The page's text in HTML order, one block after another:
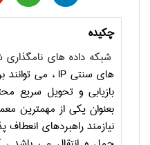
چکیده
شبکه داده های نامگذاری
های سنتی IP ، می
بازیابی و تحویل سریع
بعنوان یکی از مهمترین
نیازمند راهبردهای انعطاف